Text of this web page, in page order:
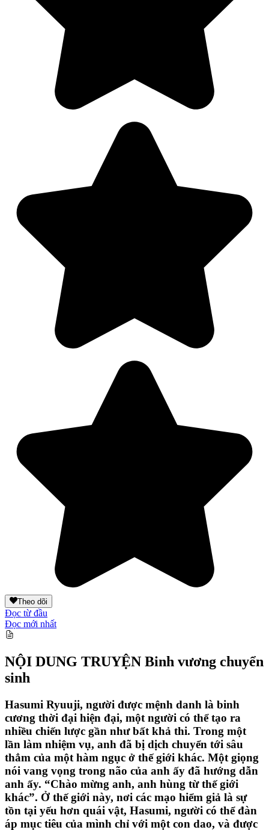
Theo dõi
Đọc từ đầu
Đọc mới nhất
NỘI DUNG TRUYỆN Binh vương chuyển
sinh
Hasumi Ryuuji, người được mệnh danh là binh
cương thời đại hiện đại, một người có thể tạo ra
nhiều chiến lược gần như bất khả thi. Trong một
lần làm nhiệm vụ, anh đã bị dịch chuyển tới sâu
thẳm của một hàm ngục ở thế giới khác. Một giọng
nói vang vọng trong não của anh ấy đã hướng dẫn
anh ấy. “Chào mừng anh, anh hùng từ thế giới
khác”. Ở thế giới này, nơi các mạo hiểm giả là sự
tồn tại yếu hơn quái vật, Hasumi, người có thể đàn
áp mục tiêu của mình chỉ với một con dao, và được